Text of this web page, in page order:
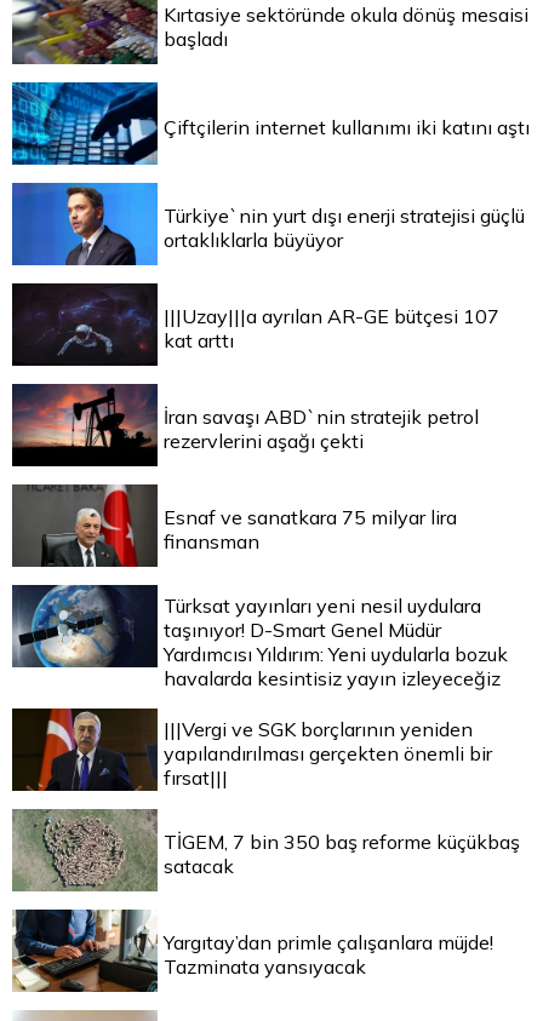
Kırtasiye sektöründe okula dönüş mesaisi
başladı
Çiftçilerin internet kullanımı iki katını aştı
Türkiye`nin yurt dışı enerji stratejisi güçlü
ortaklıklarla büyüyor
|||Uzay|||a ayrılan AR-GE bütçesi 107
kat arttı
İran savaşı ABD`nin stratejik petrol
rezervlerini aşağı çekti
Esnaf ve sanatkara 75 milyar lira
finansman
Türksat yayınları yeni nesil uydulara
taşınıyor! D-Smart Genel Müdür
Yardımcısı Yıldırım: Yeni uydularla bozuk
havalarda kesintisiz yayın izleyeceğiz
|||Vergi ve SGK borçlarının yeniden
yapılandırılması gerçekten önemli bir
fırsat|||
TİGEM, 7 bin 350 baş reforme küçükbaş
satacak
Yargıtay’dan primle çalışanlara müjde!
Tazminata yansıyacak